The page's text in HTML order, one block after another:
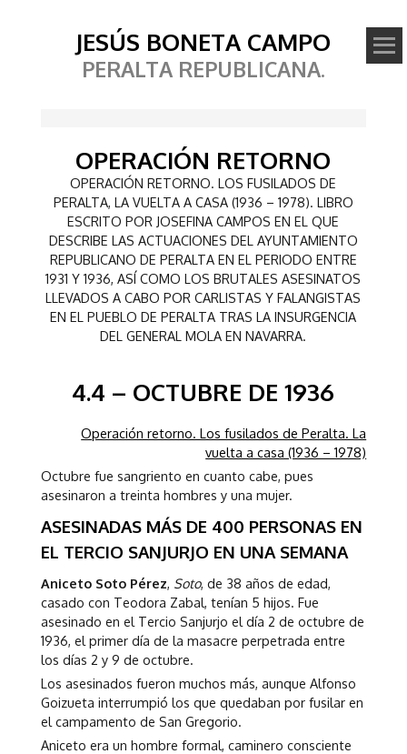
JESÚS BONETA CAMPO
PERALTA REPUBLICANA.
OPERACIÓN RETORNO
OPERACIÓN RETORNO. LOS FUSILADOS DE
PERALTA, LA VUELTA A CASA (1936 – 1978). LIBRO
ESCRITO POR JOSEFINA CAMPOS EN EL QUE
DESCRIBE LAS ACTUACIONES DEL AYUNTAMIENTO
REPUBLICANO DE PERALTA EN EL PERIODO ENTRE
1931 Y 1936, ASÍ COMO LOS BRUTALES ASESINATOS
LLEVADOS A CABO POR CARLISTAS Y FALANGISTAS
EN EL PUEBLO DE PERALTA TRAS LA INSURGENCIA
DEL GENERAL MOLA EN NAVARRA.
4.4 – OCTUBRE DE 1936
Operación retorno. Los fusilados de Peralta. La
vuelta a casa (1936 – 1978)
Octubre fue sangriento en cuanto cabe, pues
asesinaron a treinta hombres y una mujer.
ASESINADAS MÁS DE 400 PERSONAS EN
EL TERCIO SANJURJO EN UNA SEMANA
Aniceto Soto Pérez, Soto, de 38 años de edad,
casado con Teodora Zabal, tenían 5 hijos. Fue
asesinado en el Tercio Sanjurjo el día 2 de octubre de
1936, el primer día de la masacre perpetrada entre
los días 2 y 9 de octubre.
Los asesinados fueron muchos más, aunque Alfonso
Goizueta interrumpió los que quedaban por fusilar en
el campamento de San Gregorio.
Aniceto era un hombre formal, caminero consciente